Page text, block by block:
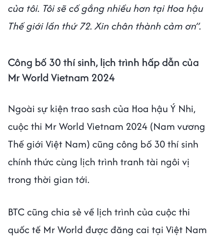
của tôi. Tôi sẽ cố gắng nhiều hơn tại Hoa hậu
Thế giới lần thứ 72. Xin chân thành cảm ơn”.
Công bố 30 thí sinh, lịch trình hấp dẫn của
Mr World Vietnam 2024
Ngoài sự kiện trao sash của Hoa hậu Ý Nhi,
cuộc thi Mr World Vietnam 2024 (Nam vương
Thế giới Việt Nam) cũng công bố 30 thí sinh
chính thức cùng lịch trình tranh tài ngôi vị
trong thời gian tới.
BTC cũng chia sẻ về lịch trình của cuộc thi
quốc tế Mr World được đăng cai tại Việt Nam